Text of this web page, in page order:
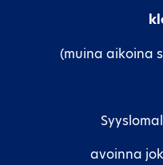
(muina aikoina
avoinna